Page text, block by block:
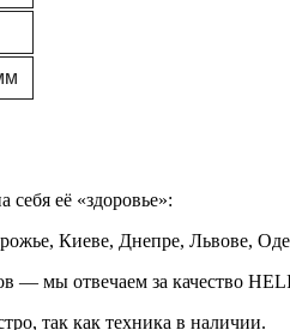
её «здоровье»:
Киеве, Днепре, Львове,
— мы отвечаем за качество
так как техника в наличии.